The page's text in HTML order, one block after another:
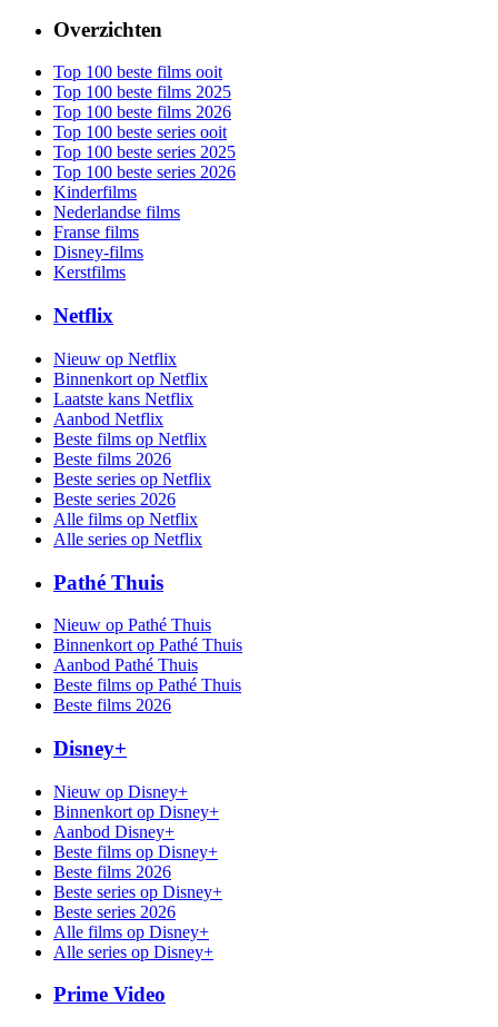
Overzichten
Top 100 beste films ooit
Top 100 beste films 2025
Top 100 beste films 2026
Top 100 beste series ooit
Top 100 beste series 2025
Top 100 beste series 2026
Kinderfilms
Nederlandse films
Franse films
Disney-films
Kerstfilms
Netflix
Nieuw op Netflix
Binnenkort op Netflix
Laatste kans Netflix
Aanbod Netflix
Beste films op Netflix
Beste films 2026
Beste series op Netflix
Beste series 2026
Alle films op Netflix
Alle series op Netflix
Pathé Thuis
Nieuw op Pathé Thuis
Binnenkort op Pathé Thuis
Aanbod Pathé Thuis
Beste films op Pathé Thuis
Beste films 2026
Disney+
Nieuw op Disney+
Binnenkort op Disney+
Aanbod Disney+
Beste films op Disney+
Beste films 2026
Beste series op Disney+
Beste series 2026
Alle films op Disney+
Alle series op Disney+
Prime Video